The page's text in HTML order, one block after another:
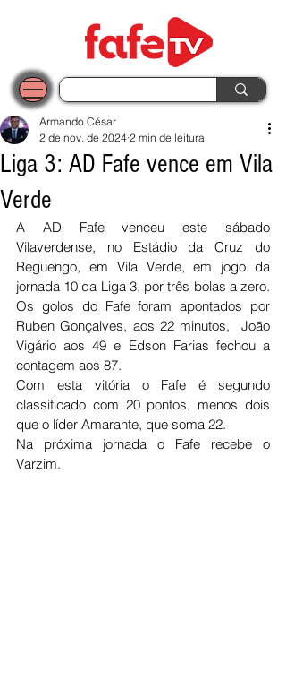
Liga 3: AD Fafe vence em Vila
Verde
Armando César
2 de nov. de 2024 2 min de leitura
A AD Fafe venceu este sábado
Vilaverdense, no Estádio da Cruz do
Reguengo, em Vila Verde, em jogo da
jornada 10 da Liga 3, por três bolas a zero.
Os golos do Fafe foram apontados por
Ruben Gonçalves, aos 22 minutos,  João
Vigário aos 49 e Edson Farias fechou a
contagem aos 87.
Com esta vitória o Fafe é segundo
classificado com 20 pontos, menos dois
que o líder Amarante, que soma 22.
Na próxima jornada o Fafe recebe o
Varzim.